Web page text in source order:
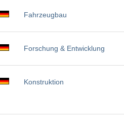
Fahrzeugbau
Forschung & Entwicklung
Konstruktion